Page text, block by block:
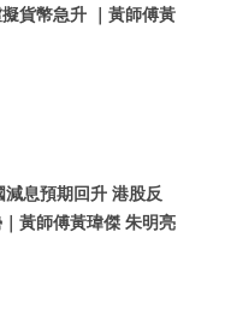
貨幣急升 ｜黃師傅黃
減息預期回升 港股反
黃師傅黃瑋傑 朱明亮